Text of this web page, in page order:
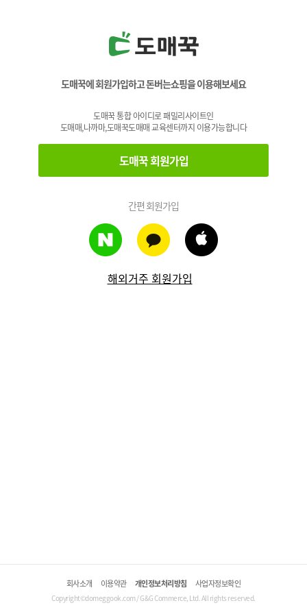
도매꾹에 회원가입하고 돈버는쇼핑을 이용해보세요
도매꾹 통합 아이디로 패밀리사이트인
도매매,나까마,도매꾹도매매 교육센터까지 이용가능합니다
도매꾹 회원가입
간편 회원가입
해외거주 회원가입
회사소개 이용약관 개인정보처리방침 사업자정보확인
Copyright©domeggook.com / G&G Commerce, Ltd. All rights reserved.